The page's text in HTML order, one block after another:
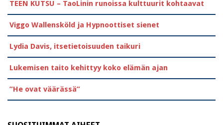
TEEN KUTSU – TaoLinin runoissa kulttuurit kohtaavat
Viggo Wallensköld ja Hypnoottiset sienet
Lydia Davis, itsetietoisuuden taikuri
Lukemisen taito kehittyy koko elämän ajan
”He ovat väärässä”